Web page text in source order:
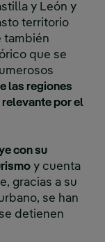
y León y
territorio
también
que se
las regiones
relevante por el
con su
y cuenta
gracias a su
se han
detienen